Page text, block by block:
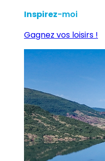
Inspirez-moi
Gagnez vos loisirs !